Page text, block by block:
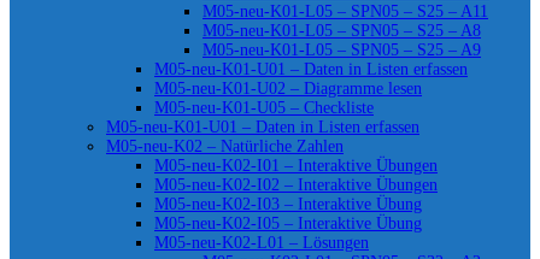
M05-neu-K01-L05 – SPN05 – S25 – A11
M05-neu-K01-L05 – SPN05 – S25 – A8
M05-neu-K01-L05 – SPN05 – S25 – A9
M05-neu-K01-U01 – Daten in Listen erfassen
M05-neu-K01-U02 – Diagramme lesen
M05-neu-K01-U05 – Checkliste
M05-neu-K01-U01 – Daten in Listen erfassen
M05-neu-K02 – Natürliche Zahlen
M05-neu-K02-I01 – Interaktive Übungen
M05-neu-K02-I02 – Interaktive Übungen
M05-neu-K02-I03 – Interaktive Übung
M05-neu-K02-I05 – Interaktive Übung
M05-neu-K02-L01 – Lösungen